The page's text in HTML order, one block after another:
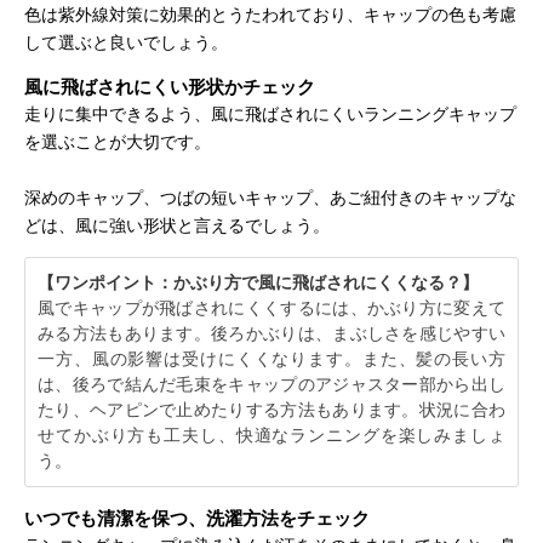
色は紫外線対策に効果的とうたわれており、キャップの色も考慮
して選ぶと良いでしょう。
風に飛ばされにくい形状かチェック
走りに集中できるよう、風に飛ばされにくいランニングキャップ
を選ぶことが大切です。
深めのキャップ、つばの短いキャップ、あご紐付きのキャップな
どは、風に強い形状と言えるでしょう。
【ワンポイント：かぶり方で風に飛ばされにくくなる？】
風でキャップが飛ばされにくくするには、かぶり方に変えて
みる方法もあります。後ろかぶりは、まぶしさを感じやすい
一方、風の影響は受けにくくなります。また、髪の長い方
は、後ろで結んだ毛束をキャップのアジャスター部から出し
たり、ヘアピンで止めたりする方法もあります。状況に合わ
せてかぶり方も工夫し、快適なランニングを楽しみましょ
う。
いつでも清潔を保つ、洗濯方法をチェック